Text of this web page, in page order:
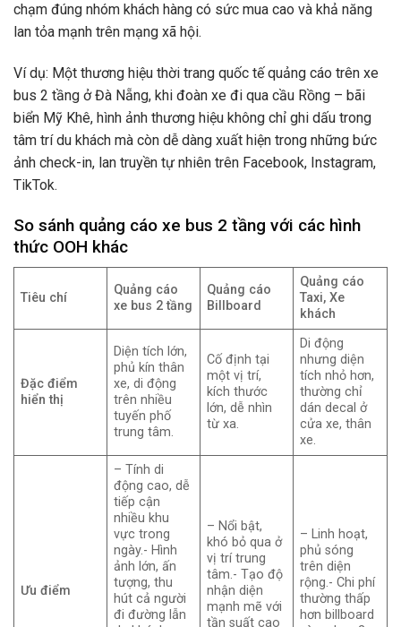
chạm đúng nhóm khách hàng có sức mua cao và khả năng
lan tỏa mạnh trên mạng xã hội.
Ví dụ: Một thương hiệu thời trang quốc tế quảng cáo trên xe
bus 2 tầng ở Đà Nẵng, khi đoàn xe đi qua cầu Rồng – bãi
biển Mỹ Khê, hình ảnh thương hiệu không chỉ ghi dấu trong
tâm trí du khách mà còn dễ dàng xuất hiện trong những bức
ảnh check-in, lan truyền tự nhiên trên Facebook, Instagram,
TikTok.
So sánh quảng cáo xe bus 2 tầng với các hình
thức OOH khác
Tiêu chí
Quảng cáo
xe bus 2 tầng
Quảng cáo
Billboard
Quảng cáo
Taxi, Xe
khách
Đặc điểm
hiển thị
Diện tích lớn,
phủ kín thân
xe, di động
trên nhiều
tuyến phố
trung tâm.
Cố định tại
một vị trí,
kích thước
lớn, dễ nhìn
từ xa.
Di động
nhưng diện
tích nhỏ hơn,
thường chỉ
dán decal ở
cửa xe, thân
xe.
Ưu điểm
– Tính di
động cao, dễ
tiếp cận
nhiều khu
vực trong
ngày.- Hình
ảnh lớn, ấn
tượng, thu
hút cả người
đi đường lẫn
– Nổi bật,
khó bỏ qua ở
vị trí trung
tâm.- Tạo độ
nhận diện
mạnh mẽ với
tần suất cao
– Linh hoạt,
phủ sóng
trên diện
rộng.- Chi phí
thường thấp
hơn billboard